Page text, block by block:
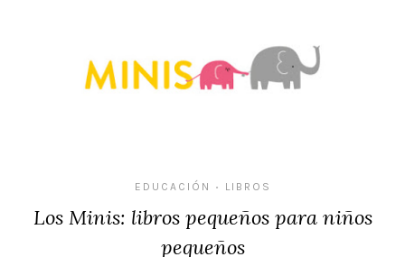
EDUCACIÓN • LIBROS
Los Minis: libros pequeños para niños
pequeños